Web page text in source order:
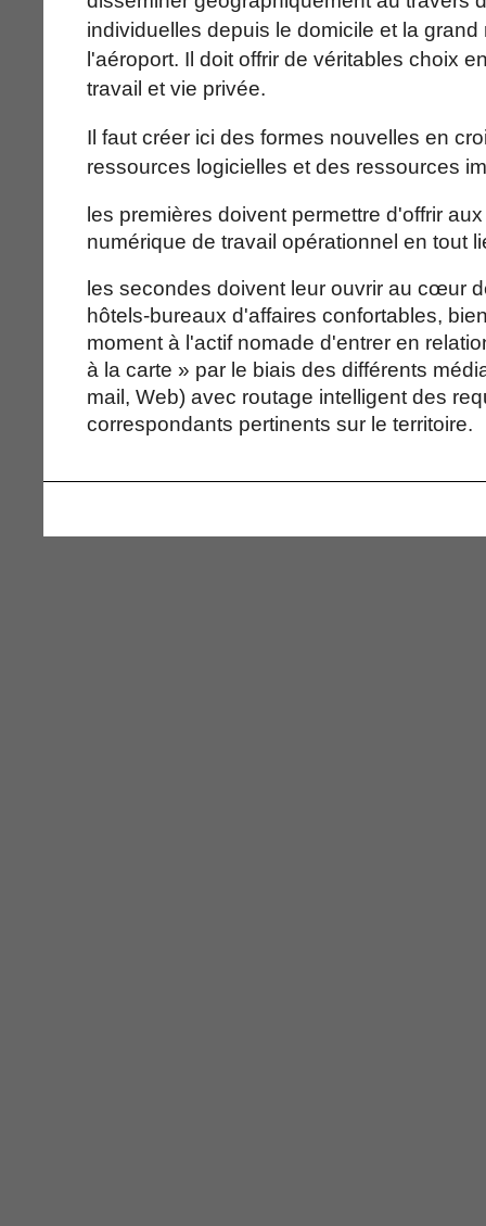
individuelles depuis le domicile et la
l'aéroport. Il doit offrir de véritables choix
travail et vie privée.
Il faut créer ici des formes nouvelles en
ressources logicielles et des ressources
les premières doivent permettre d'offrir
numérique de travail opérationnel en tout
les secondes doivent leur ouvrir au cœur
hôtels-bureaux d'affaires confortables,
moment à l'actif nomade d'entrer en
à la carte » par le biais des différents
mail, Web) avec routage intelligent des
correspondants pertinents sur le territoire.